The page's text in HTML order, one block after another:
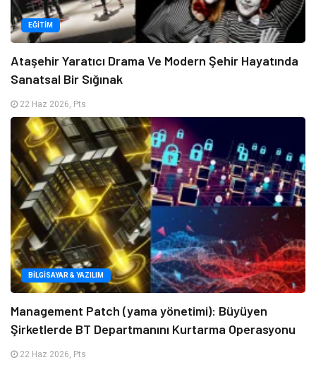
EĞITIM
Ataşehir Yaratıcı Drama Ve Modern Şehir Hayatında
Sanatsal Bir Sığınak
22 Haz 2026, Pts
BILGISAYAR & YAZILIM
Management Patch (yama yönetimi): Büyüyen
Şirketlerde BT Departmanını Kurtarma Operasyonu
22 Haz 2026, Pts